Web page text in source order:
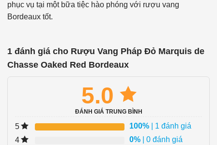
phục vụ tại một bữa tiệc hào phóng với rượu vang
Bordeaux tốt.
1 đánh giá cho Rượu Vang Pháp Đỏ Marquis de
Chasse Oaked Red Bordeaux
5.0
ĐÁNH GIÁ TRUNG BÌNH
5 100% | 1 đánh giá
4
0% | 0 đánh giá